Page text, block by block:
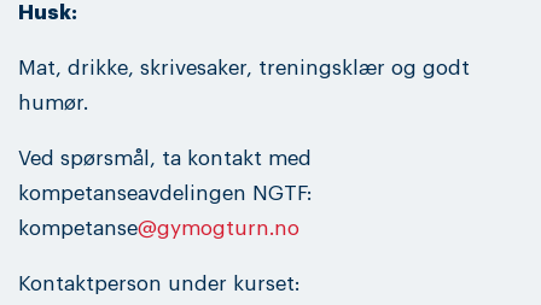
Husk:
Mat, drikke, skrivesaker, treningsklær og godt
humør.
Ved spørsmål, ta kontakt med
kompetanseavdelingen NGTF:
kompetanse@gymogturn.no
Kontaktperson under kurset: